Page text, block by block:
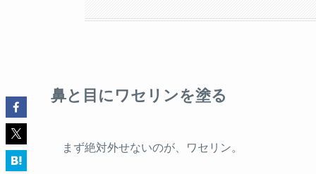
鼻と目にワセリンを塗る
まず絶対外せないのが、ワセリン。